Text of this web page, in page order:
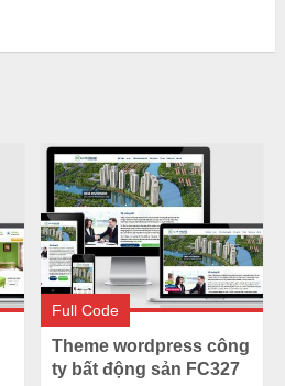
Full Code
Theme wordpress công
ty bất động sản FC327